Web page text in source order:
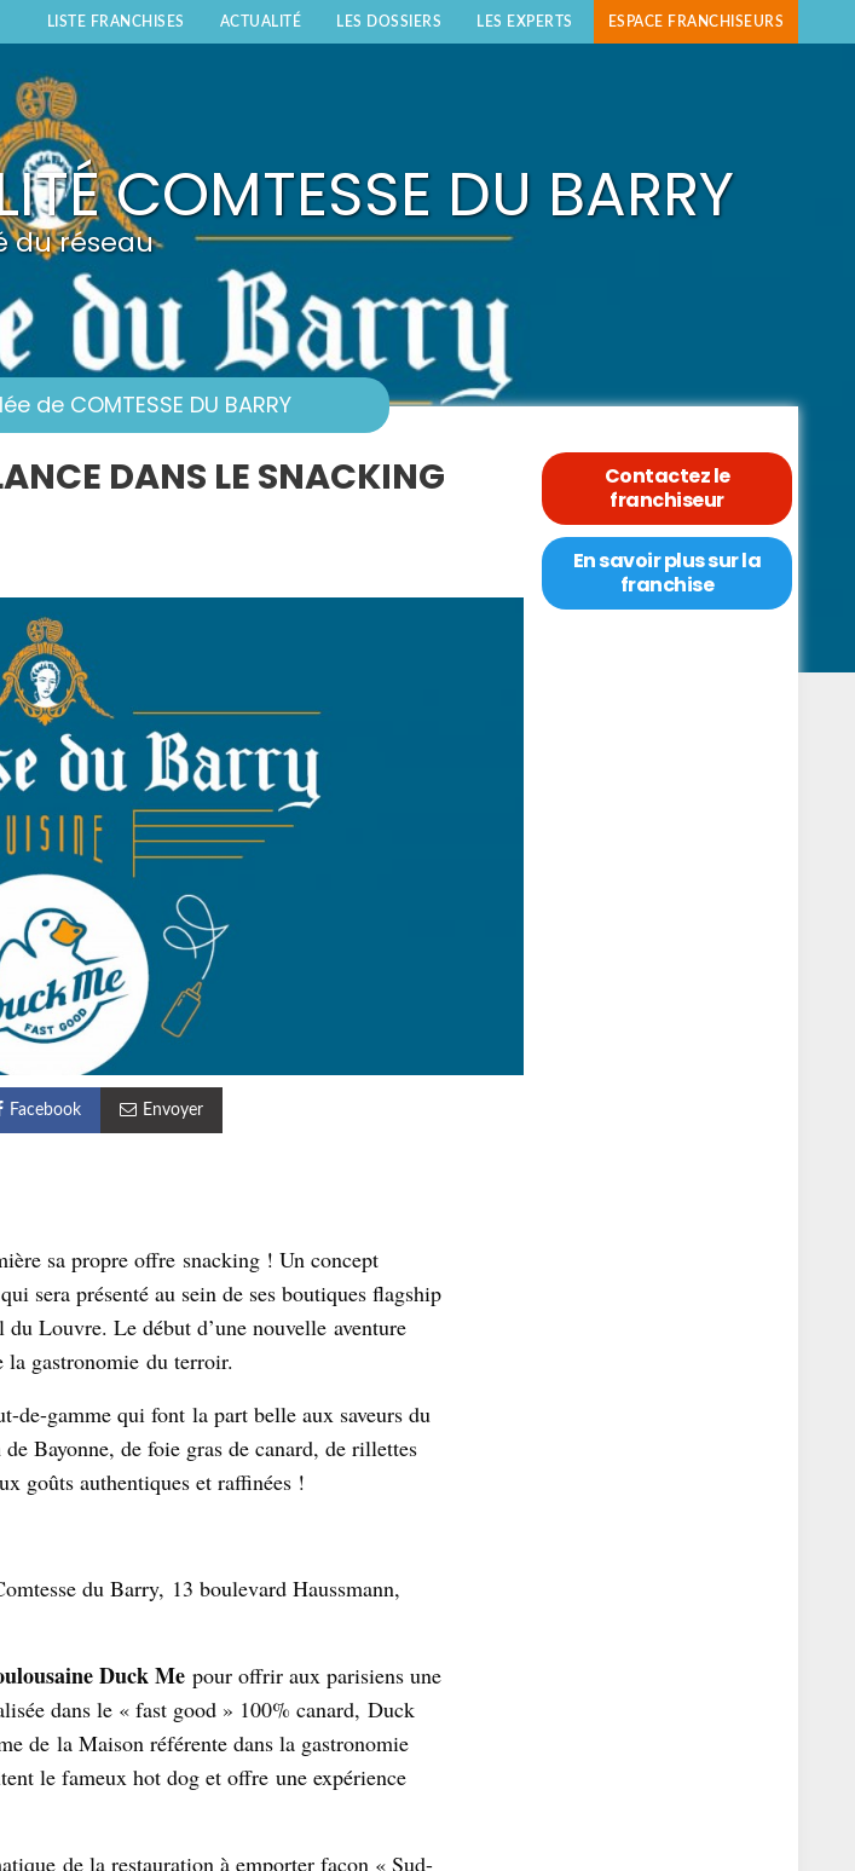
LISTE FRANCHISES ACTUALITÉ LES DOSSIERS LES EXPERTS ESPACE FRANCHISEURS
COMTESSE DU BARRY
du réseau
de COMTESSE DU BARRY
DANS LE SNACKING
Facebook Envoyer
sa propre offre snacking ! Un concept
sera présenté au sein de ses boutiques flagship
Louvre. Le début d’une nouvelle aventure
la gastronomie du terroir.
de-gamme qui font la part belle aux saveurs du
Bayonne, de foie gras de canard, de rillettes
goûts authentiques et raffinées !
du Barry, 13 boulevard Haussmann,
Duck Mepour offrir aux parisiens une
dans le « fast good » 100% canard, Duck
de la Maison référente dans la gastronomie
le fameux hot dog et offre une expérience
de la restauration à emporter façon « Sud-
Contactez le
franchiseur
En savoir plus sur la
franchise